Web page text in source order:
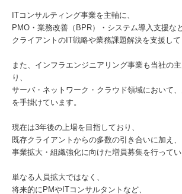
ITコンサルティング事業を主軸に、
PMO・業務改善（BPR）・システム導入支援など
クライアントのIT戦略や業務課題解決を支援して
また、インフラエンジニアリング事業も当社の
り、
サーバ・ネットワーク・クラウド領域において
を手掛けています。
現在は3年後の上場を目指しており、
既存クライアントからの多数の引き合いに加え、
事業拡大・組織強化に向けた増員募集を行ってい
単なる人員拡大ではなく、
将来的にPMやITコンサルタントなど、